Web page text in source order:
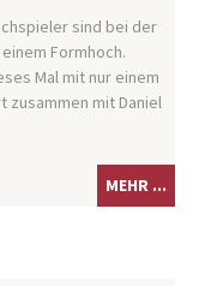
sind bei der
Formhoch.
Mal mit nur einem
zusammen mit Daniel
MEHR ...